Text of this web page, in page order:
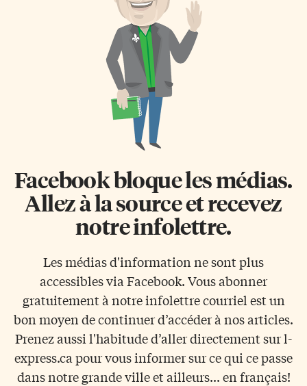
aussi une opportunité pour la
société canadienne et pour sa
communauté d’affaires, fait-il
valoir. La population de
l’Afrique doublera d’ici 2050,
offre-t-il en exemple, et les
entre les Canadiens et les
Premières Nations, a-t-on fait
valoir. «La salle de purification
et le jardin de plantes
médicinales peuvent sembler
de petits pas pour certaines
personnes, mais cet […]
Facebook bloque les médias.
Allez à la source et recevez
notre infolettre.
Les médias d'information ne sont plus
accessibles via Facebook. Vous abonner
gratuitement à notre infolettre courriel est un
bon moyen de continuer d’accéder à nos articles.
Prenez aussi l'habitude d’aller directement sur l-
express.ca pour vous informer sur ce qui ce passe
dans notre grande ville et ailleurs... en français!